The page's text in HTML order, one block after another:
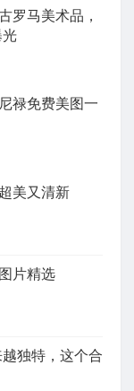
罗马美术品，
光
禄免费美图一
美又清新
片精选
独特，这个合